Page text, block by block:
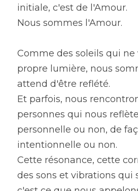
initiale, c'est de l'Amour.
Nous sommes l'Amour.
Comme des soleils qui
propre lumière, nous
attend d'être reflété.
Et parfois, nous
personnes qui nous
personnelle ou non, de
intentionnelle ou non.
Cette résonance, cette
des sons et vibrations qui